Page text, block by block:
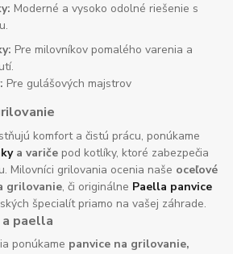
Moderné a vysoko odolné riešenie s
Pre milovníkov pomalého varenia a
Pre gulášových majstrov
komfort a čistú prácu, ponúkame
a variče pod kotlíky, ktoré zabezpečia
Milovníci grilovania ocenia naše oceľové
grilovanie, či originálne Paella panvice
špecialít priamo na vašej záhrade.
paella
ponúkame panvice na grilovanie,